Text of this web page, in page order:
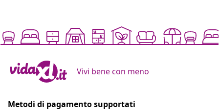
Vivi bene con meno
Metodi di pagamento supportati